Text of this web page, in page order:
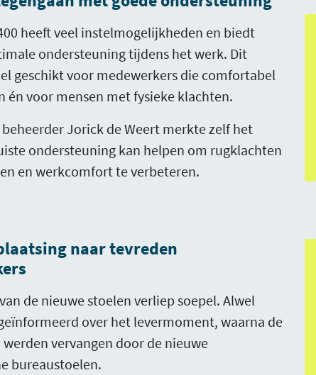
heeft veel instelmogelijkheden en biedt
ondersteuning tijdens het werk. Dit
geschikt voor medewerkers die comfortabel
én voor mensen met fysieke klachten.
Jorick de Weert merkte zelf het
ondersteuning kan helpen om rugklachten
en werkcomfort te verbeteren.
naar tevreden
de nieuwe stoelen verliep soepel. Alwel
over het levermoment, waarna de
vervangen door de nieuwe
bureaustoelen.